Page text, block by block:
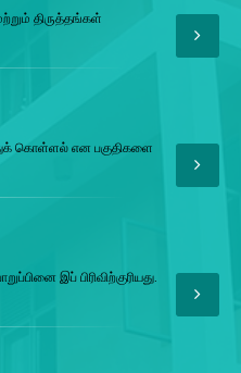
திருத்தங்கள்
கொள்ளல் என பகுதிகளை
இப் பிரிவிற்குரியது.